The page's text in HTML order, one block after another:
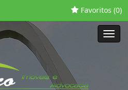
Favoritos (0)